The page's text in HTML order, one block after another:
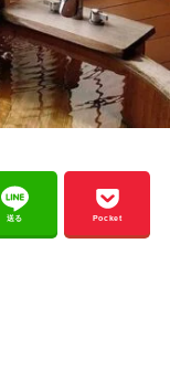
送る Pocket